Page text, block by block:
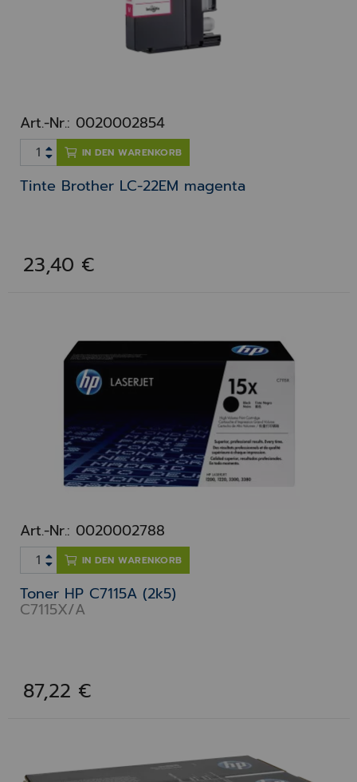
Art.-Nr.: 0020002854
IN DEN WARENKORB
Tinte Brother LC-22EM magenta
23,40 €
Art.-Nr.: 0020002788
IN DEN WARENKORB
Toner HP C7115A (2k5)
C7115X/A
87,22 €